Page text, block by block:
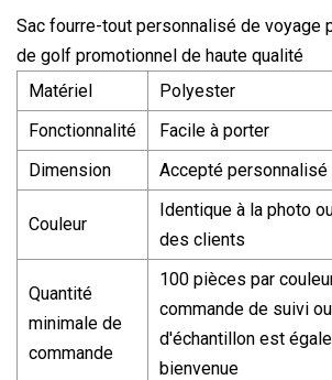
Sac fourre-tout personnalisé de voyage
de golf promotionnel de haute qualité
Matériel
Polyester
Fonctionnalité
Facile à porter
Dimension
Accepté personnalisé
Couleur
Identique à la photo
des clients
Quantité
minimale de
commande
100 pièces par
commande de suivi
d'échantillon est
bienvenue